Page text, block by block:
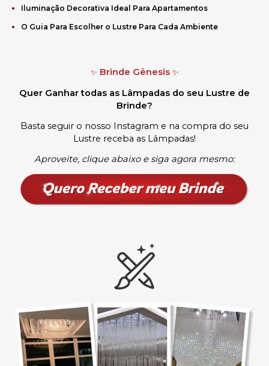
Iluminação Decorativa Ideal Para Apartamentos
O Guia Para Escolher o Lustre Para Cada Ambiente
✨ Brinde Gênesis ✨
Quer Ganhar todas as Lâmpadas do seu Lustre de
Brinde?
Basta seguir o nosso Instagram e na compra do seu
Lustre receba as Lâmpadas!
Aproveite, clique abaixo e siga agora mesmo: